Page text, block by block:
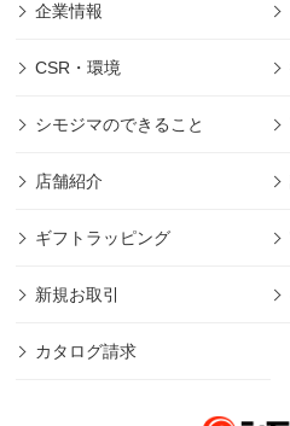
企業情報
CSR・環境
シモジマのできること
店舗紹介
ギフトラッピング
新規お取引
カタログ請求